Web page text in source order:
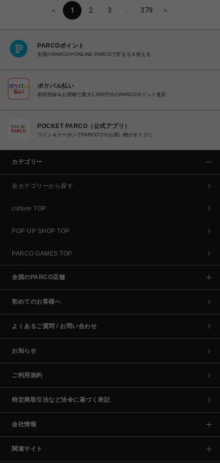
＜ 1 2 3 379 ＞
PARCOポイント
全国のPARCOやONLINE PARCOで貯まる＆使える
ポケパル払い
初回登録＆お買物で最大1,500円分のPARCOポイント進呈
POCKET PARCO（公式アプリ）
コイン＆クーポンでPARCOでのお買い物がオトクに
カテゴリー
全カテゴリーから探す
culture TOP
POP-UP SHOP TOP
PARCO GAMES TOP
全国のPARCO店舗
初めてのお客様へ
よくあるご質問 / お問い合わせ
お知らせ
ご利用規約
特定商取引法など法令に基づく表記
会社情報
関連サイト